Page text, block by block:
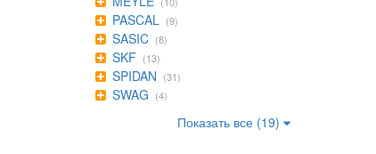
PASCAL (9)
SASIC (8)
SKF (13)
SPIDAN (31)
SWAG (4)
Показать все (19)